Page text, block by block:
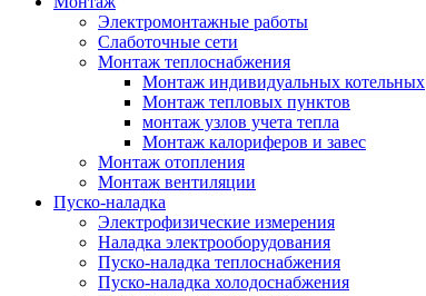
Электромонтажные работы
Слаботочные сети
Монтаж теплоснабжения
Монтаж индивидуальных котельных
Монтаж тепловых пунктов
монтаж узлов учета тепла
Монтаж калориферов и завес
Монтаж отопления
Монтаж вентиляции
Пуско-наладка
Электрофизические измерения
Наладка электрооборудования
Пуско-наладка теплоснабжения
Пуско-наладка холодоснабжения